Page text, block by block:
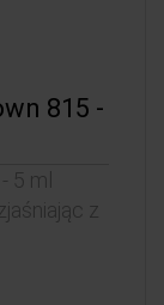
815 -
5 ml
z